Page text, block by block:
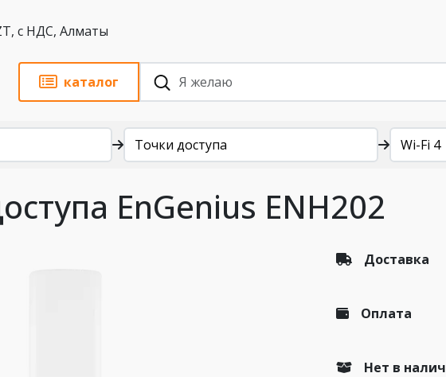
KZT, с НДС, Алматы
каталог
Точки доступа Wi-Fi 4
EnGenius ENH202
Доставка
Оплата
Нет в